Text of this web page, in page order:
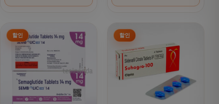
여러 상품 옵션이 이 상품에 있습니다. 상품 페이지에서 옵션
여러 상품 옵션이 이 상품에